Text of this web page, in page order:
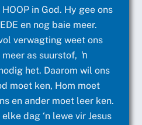
in God. Hy gee ons
en nog baie meer.
verwagting weet ons
as suurstof, ŉ
het. Daarom wil ons
moet ken, Hom moet
en ander moet leer ken.
dag ‘n lewe vir Jesus